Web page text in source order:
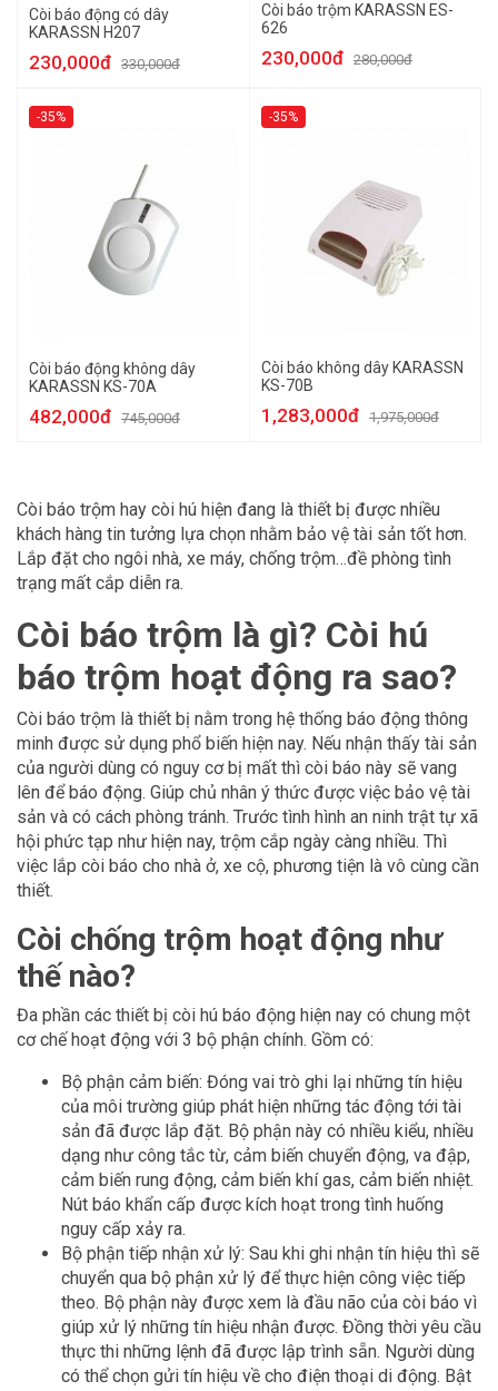
Còi báo động có dây
KARASSN H207
230,000đ 330,000đ
Còi báo trộm KARASSN ES-
626
230,000đ 280,000đ
-35%
Còi báo động không dây
KARASSN KS-70A
482,000đ 745,000đ
-35%
Còi báo không dây KARASSN
KS-70B
1,283,000đ 1,975,000đ
Còi báo trộm hay còi hú hiện đang là thiết bị được nhiều
khách hàng tin tưởng lựa chọn nhằm bảo vệ tài sản tốt hơn.
Lắp đặt cho ngôi nhà, xe máy, chống trộm…đề phòng tình
trạng mất cắp diễn ra.
Còi báo trộm là gì? Còi hú
báo trộm hoạt động ra sao?
Còi báo trộm là thiết bị nằm trong hệ thống báo động thông
minh được sử dụng phổ biến hiện nay. Nếu nhận thấy tài sản
của người dùng có nguy cơ bị mất thì còi báo này sẽ vang
lên để báo động. Giúp chủ nhân ý thức được việc bảo vệ tài
sản và có cách phòng tránh. Trước tình hình an ninh trật tự xã
hội phức tạp như hiện nay, trộm cắp ngày càng nhiều. Thì
việc lắp còi báo cho nhà ở, xe cộ, phương tiện là vô cùng cần
thiết.
Còi chống trộm hoạt động như
thế nào?
Đa phần các thiết bị còi hú báo động hiện nay có chung một
cơ chế hoạt động với 3 bộ phận chính. Gồm có:
Bộ phận cảm biến: Đóng vai trò ghi lại những tín hiệu
của môi trường giúp phát hiện những tác động tới tài
sản đã được lắp đặt. Bộ phận này có nhiều kiểu, nhiều
dạng như công tắc từ, cảm biến chuyển động, va đập,
cảm biến rung động, cảm biến khí gas, cảm biến nhiệt.
Nút báo khẩn cấp được kích hoạt trong tình huống
nguy cấp xảy ra.
Bộ phận tiếp nhận xử lý: Sau khi ghi nhận tín hiệu thì sẽ
chuyển qua bộ phận xử lý để thực hiện công việc tiếp
theo. Bộ phận này được xem là đầu não của còi báo vì
giúp xử lý những tín hiệu nhận được. Đồng thời yêu cầu
thực thi những lệnh đã được lập trình sẵn. Người dùng
có thể chọn gửi tín hiệu về cho điện thoại di động. Bật